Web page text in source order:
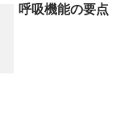
呼吸機能の要点